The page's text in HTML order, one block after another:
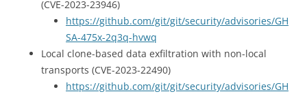
(CVE-2023-23946)
https://github.com/git/git/security/advisories/GH
SA-475x-2q3q-hvwq
Local clone-based data exfiltration with non-local
transports (CVE-2023-22490)
https://github.com/git/git/security/advisories/GH